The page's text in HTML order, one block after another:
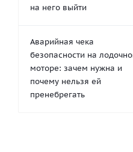
на него выйти
Аварийная чека
безопасности на
моторе: зачем нужна и
почему нельзя ей
пренебрегать